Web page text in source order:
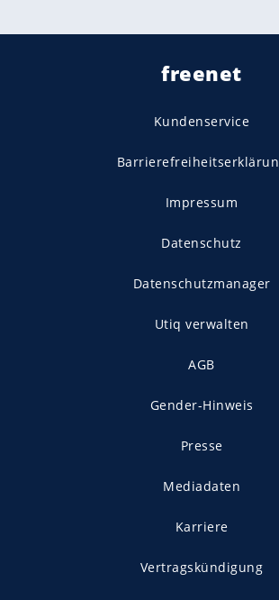
freenet
Kundenservice
Impressum
Datenschutz
Datenschutzmanager
Utiq verwalten
AGB
Gender-Hinweis
Presse
Mediadaten
Karriere
Vertragskündigung